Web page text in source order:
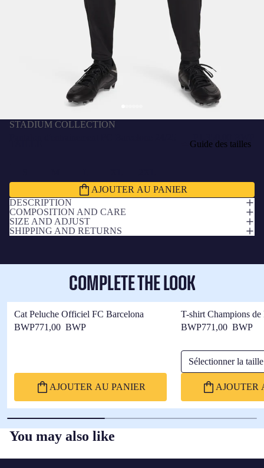
STADIUM COLLECTION
Guide des tailles
AJOUTER AU PANIER
DESCRIPTION
COMPOSITION AND CARE
SIZE AND ADJUST
SHIPPING AND RETURNS
COMPLETE THE LOOK
Cat Peluche Officiel FC Barcelona
BWP771,00 BWP
AJOUTER AU PANIER
T-shirt Champions
Barça
BWP771,00 BWP
Sélectionner la taille
AJOUTER
You may also like